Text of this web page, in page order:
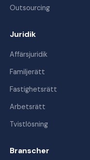
Outsourcing
Juridik
Affärsjuridik
Familjerätt
Fastighetsrätt
Arbetsrätt
Tvistlösning
Branscher